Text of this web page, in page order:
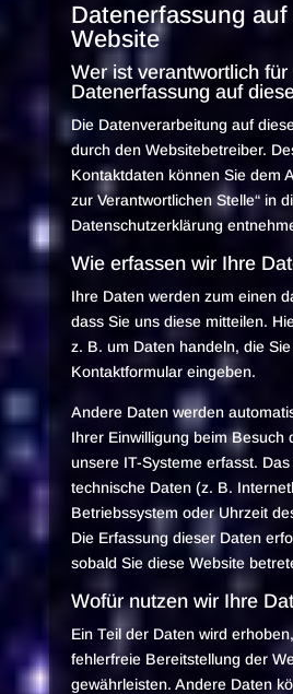
Datenerfassung auf
Website
Wer ist verantwortlich für
Datenerfassung auf
Die Datenverarbeitung auf
durch den Websitebetreiber.
Kontaktdaten können Sie dem
zur Verantwortlichen Stelle“ in
Datenschutzerklärung
Wie erfassen wir Ihre
Ihre Daten werden zum einen
dass Sie uns diese mitteilen.
z. B. um Daten handeln, die
Kontaktformular eingeben.
Andere Daten werden
Ihrer Einwilligung beim Besuch
unsere IT-Systeme erfasst.
technische Daten (z. B.
Betriebssystem oder Uhrzeit
Die Erfassung dieser Daten
sobald Sie diese Website
Wofür nutzen wir Ihre
Ein Teil der Daten wird
fehlerfreie Bereitstellung der
gewährleisten. Andere Daten